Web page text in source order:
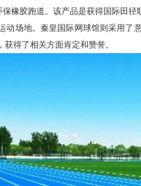
保橡胶跑道。该产品是获得国际田
动场地。秦皇国际网球馆则采用了
得了相关方面肯定和赞誉。